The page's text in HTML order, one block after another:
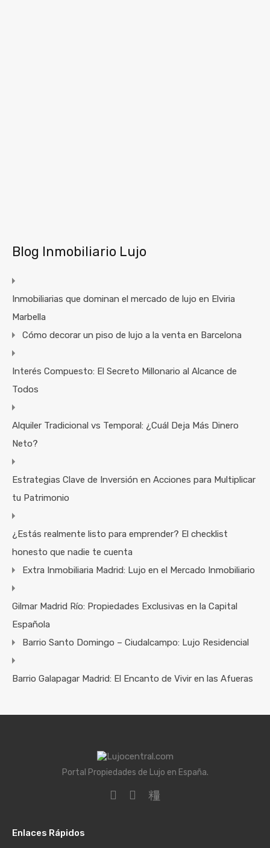
Blog Inmobiliario Lujo
Inmobiliarias que dominan el mercado de lujo en Elviria
Marbella
Cómo decorar un piso de lujo a la venta en Barcelona
Interés Compuesto: El Secreto Millonario al Alcance de
Todos
Alquiler Tradicional vs Temporal: ¿Cuál Deja Más Dinero
Neto?
Estrategias Clave de Inversión en Acciones para Multiplicar
tu Patrimonio
¿Estás realmente listo para emprender? El checklist
honesto que nadie te cuenta
Extra Inmobiliaria Madrid: Lujo en el Mercado Inmobiliario
Gilmar Madrid Río: Propiedades Exclusivas en la Capital
Española
Barrio Santo Domingo – Ciudalcampo: Lujo Residencial
Barrio Galapagar Madrid: El Encanto de Vivir en las Afueras
Portal Propiedades de Lujo en España.
Enlaces Rápidos